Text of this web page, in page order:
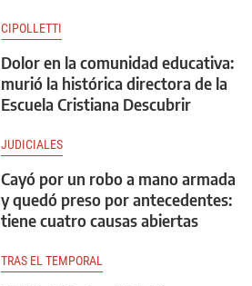
CIPOLLETTI
Dolor en la comunidad educativa:
murió la histórica directora de la
Escuela Cristiana Descubrir
JUDICIALES
Cayó por un robo a mano armada
y quedó preso por antecedentes:
tiene cuatro causas abiertas
TRAS EL TEMPORAL